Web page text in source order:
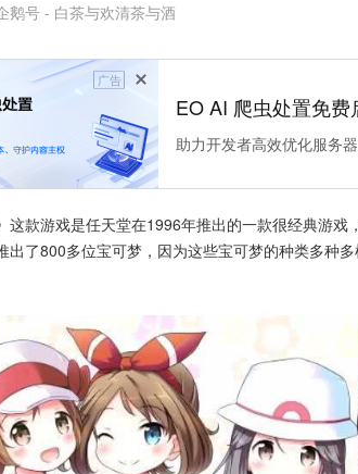
鹅号 - 白茶与欢清茶与酒
广告
EO AI 爬虫处置免费
助力开发者高效优化服务
这款游戏是任天堂在1996年推出的一款很经典游
出了800多位宝可梦，因为这些宝可梦的种类多种